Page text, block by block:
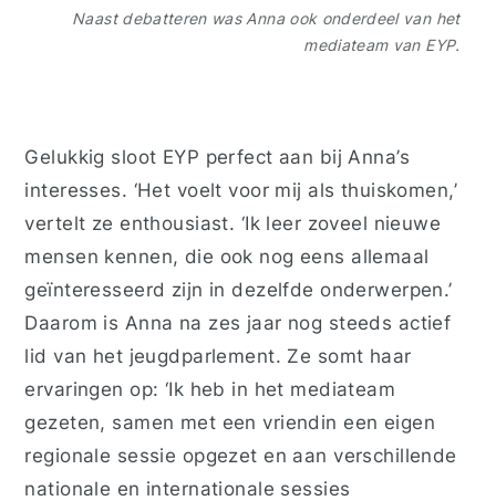
Naastdebatteren was Anna ook onderdeel van het
mediateam van EYP.
Gelukkig sloot EYP perfect aan bij Anna’s
interesses. ‘Het voelt voor mij als thuiskomen,’
vertelt ze enthousiast. ‘Ik leer zoveel nieuwe
mensen kennen, die ook nog eens allemaal
geïnteresseerd zijn in dezelfde onderwerpen.’
Daarom is Anna na zes jaar nog steeds actief
lid van het jeugdparlement. Ze somt haar
ervaringen op: ‘Ik heb in het mediateam
gezeten, samen met een vriendin een eigen
regionale sessie opgezet en aan verschillende
nationale en internationale sessies